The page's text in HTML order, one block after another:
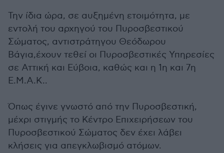
Την ίδια ώρα, σε αυξημένη ετοιμότητα, με
εντολή του αρχηγού του Πυροσβεστικού
Σώματος, αντιστράτηγου Θεόδωρου
Βάγια,έχουν τεθεί οι Πυροσβεστικές Υπηρεσίες
σε Αττική και Εύβοια, καθώς και η 1η και 7η
Ε.Μ.Α.Κ..
Όπως έγινε γνωστό από την Πυροσβεστική,
μέχρι στιγμής το Κέντρο Επιχειρήσεων του
Πυροσβεστικού Σώματος δεν έχει λάβει
κλήσεις για απεγκλωβισμό ατόμων.